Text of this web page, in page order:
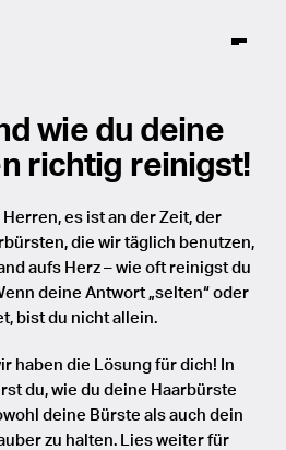
InstagramFacebookTikTok
wie du deine
richtig reinigst!
es ist an der Zeit, der
die wir täglich benutzen,
aufs Herz – wie oft reinigst du
deine Antwort „selten“ oder
bist du nicht allein.
haben die Lösung für dich! In
du, wie du deine Haarbürste
deine Bürste als auch dein
zu halten. Lies weiter für